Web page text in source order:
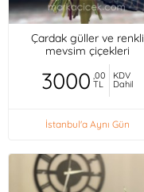
Çardak güller ve renkli
mevsim çiçekleri
3000 ,00
TL
KDV
Dahil
İstanbul'a Aynı Gün